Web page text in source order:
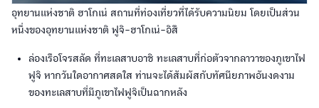
อุทยานแห่งชาติ ฮาโกเน่ สถานที่ท่องเที่ยวที่ได้รับความนิยม โดยเป็นส่วน
หนึ่งของอุทยานแห่งชาติ ฟูจิ-ฮาโกเน่-อิสึ
ล่องเรือโจรสลัด ที่ทะเลสาบอาชิ ทะเลสาบที่ก่อตัวจากลาวาของภูเขาไฟ
ฟูจิ หากวันใดอากาศสดใส ท่านจะได้สัมผัสกับทัศนียภาพอันงดงาม
ของทะเลสาบที่มีภูเขาไฟฟูจิเป็นฉากหลัง